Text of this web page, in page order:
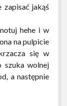
zapisać jakąś
hehe i w
na pulpicie
się w
szuka wolnej
a następnie